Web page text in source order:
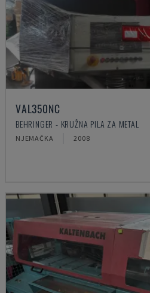
VAL350NC
BEHRINGER - KRUŽNA PILA ZA METAL
NJEMAČKA 2008